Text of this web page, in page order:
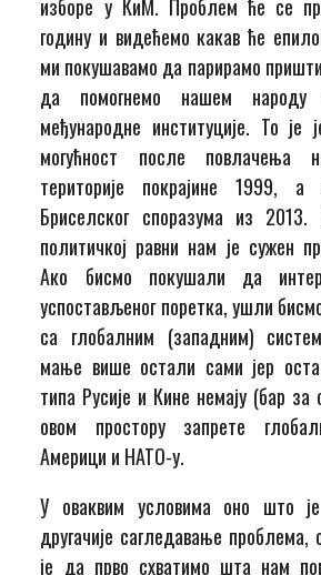
изборе у КиМ. Проблем ће се
годину и видећемо какав ће
ми покушавамо да парирамо
да помогнемо нашем
међународне институције. То је
могућност после повлачења
територије покрајине 1999, а
Бриселског споразума из
политичкој равни нам је сужен
Ако бисмо покушали да
успостављеног поретка, ушли
са глобалним (западним)
мање више остали сами јер
типа Русије и Кине немају (бар
овом простору запрете
Америци и НАТО-у.
У оваквим условима оно што је
другачије сагледавање проблема,
је да прво схватимо шта нам